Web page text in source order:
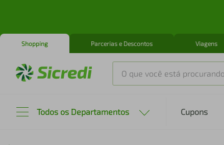
Shopping Parcerias e Descontos Viagens
O que você está procurando?
Todos os Departamentos Cupons